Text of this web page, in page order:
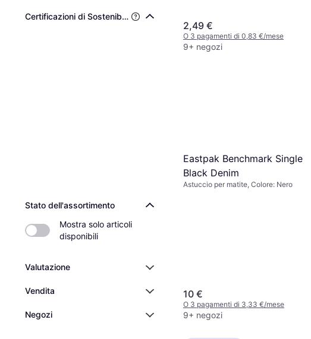
Certificazioni di Sostenibilità di Terze Parti
Stato dell'assortimento
Mostra solo articoli
disponibili
Valutazione
Vendita
Negozi
2,49 €
O 3 pagamenti di 0,83 €/mese
9+ negozi
Eastpak Benchmark Single
Black Denim
Astuccio per matite, Colore: Nero
10 €
O 3 pagamenti di 3,33 €/mese
9+ negozi